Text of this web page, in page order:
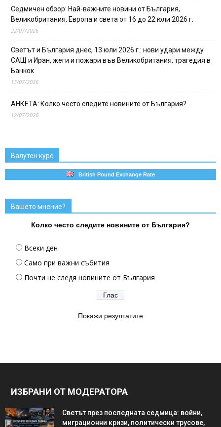
Седмичен обзор: Най-важните новини от България,
Великобритания, Европа и света от 16 до 22 юли 2026 г.
22/07/2026
Светът и България днес, 13 юли 2026 г.: нови удари между
САЩ и Иран, жеги и пожари във Великобритания, трагедия в
Банкок
13/07/2026
АНКЕТА: Колко често следите новините от България?
12/07/2026
Валутен курс
British Pound Exchange Rate
Вашето мнение?
Колко често следите новините от България?
Всеки ден
Само при важни събития
Почти не следя новините от България
Покажи резултатите
ИЗБРАНИ ОТ МОДЕРАТОРА
Светът през последната седмица: войни,
миграционни кризи, политически трусове,